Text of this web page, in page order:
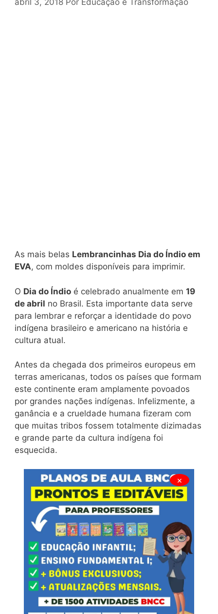
abril 3, 2018 Por Educação e Transformação
As mais belas Lembrancinhas Dia do Índio em
EVA, com moldes disponíveis para imprimir.
O Dia do Índio é celebrado anualmente em 19
de abril no Brasil. Esta importante data serve
para lembrar e reforçar a identidade do povo
indígena brasileiro e americano na história e
cultura atual.
Antes da chegada dos primeiros europeus em
terras americanas, todos os países que formam
este continente eram amplamente povoados
por grandes nações indígenas. Infelizmente, a
ganância e a crueldade humana fizeram com
que muitas tribos fossem totalmente dizimadas
e grande parte da cultura indígena foi
esquecida.
×